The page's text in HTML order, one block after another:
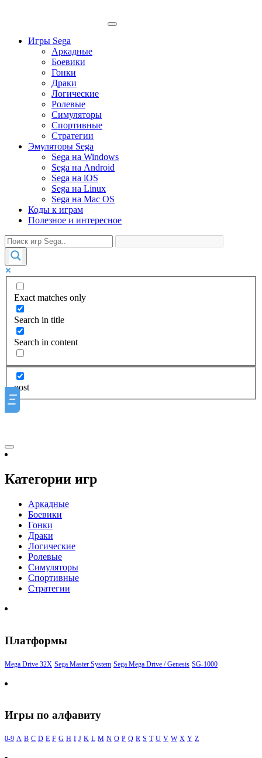
Игры Sega
Аркадные
Боевики
Гонки
Драки
Логические
Ролевые
Симуляторы
Спортивные
Стратегии
Эмуляторы Sega
Sega на Windows
Sega на Android
Sega на iOS
Sega на Linux
Sega на Mac OS
Коды к играм
Полезное и интересное
Exact matches only
Search in title
Search in content
post
Ξ
Категории игр
Аркадные
Боевики
Гонки
Драки
Логические
Ролевые
Симуляторы
Спортивные
Стратегии
Платформы
Mega Drive 32X Sega Master System Sega Mega Drive / Genesis SG-1000
Игры по алфавиту
0-9 A B C D E F G H I J K L M N O P Q R S T U V W X Y Z